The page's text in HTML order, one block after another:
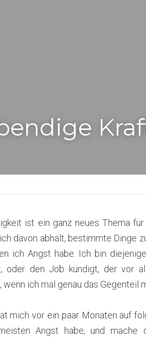
ist ein ganz neues Thema
davon abhält, bestimmte Dinge
ich Angst habe. Ich bin
oder den Job kündigt, der vor
wenn ich mal genau das Gegenteil
mich vor ein paar Monaten auf
Angst habe, und